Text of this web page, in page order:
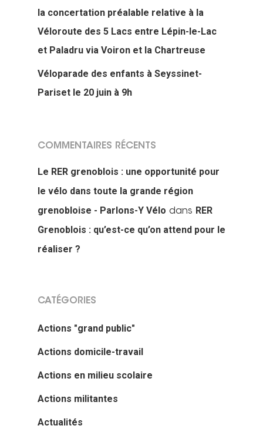
la concertation préalable relative à la
Véloroute des 5 Lacs entre Lépin-le-Lac
et Paladru via Voiron et la Chartreuse
Véloparade des enfants à Seyssinet-
Pariset le 20 juin à 9h
COMMENTAIRES RÉCENTS
Le RER grenoblois : une opportunité pour
le vélo dans toute la grande région
grenobloise - Parlons-Y Vélo dans RER
Grenoblois : qu’est-ce qu’on attend pour le
réaliser ?
CATÉGORIES
Actions "grand public"
Actions domicile-travail
Actions en milieu scolaire
Actions militantes
Actualités